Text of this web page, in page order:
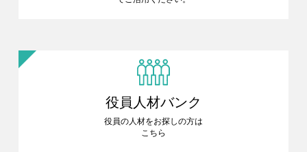
役員人材バンク
役員の人材をお探しの方は
こちら